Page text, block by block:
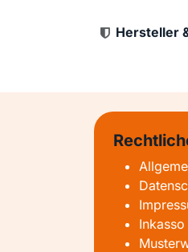
Hersteller
Inkasso